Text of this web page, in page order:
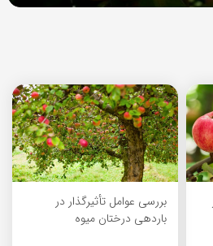
بررسی عوامل تأثیرگذار در
باردهی درختان میوه